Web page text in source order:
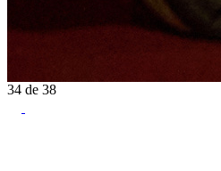
34 de 38